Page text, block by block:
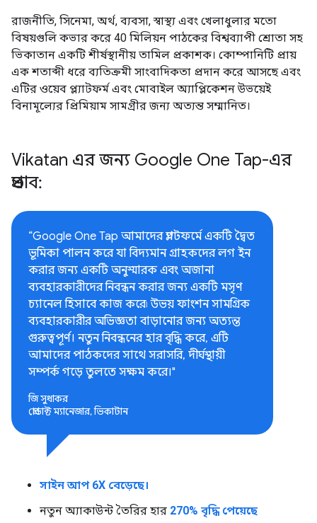
রাজনীতি, সিনেমা, অর্থ, ব্যবসা, স্বাস্থ্য এবং খেলাধুলার মতো
বিষয়গুলি কভার করে 40 মিলিয়ন পাঠকের বিশ্বব্যাপী শ্রোতা সহ
ভিকাতান একটি শীর্ষস্থানীয় তামিল প্রকাশক। কোম্পানিটি প্রায়
এক শতাব্দী ধরে ব্যতিক্রমী সাংবাদিকতা প্রদান করে আসছে এবং
এটির ওয়েব প্ল্যাটফর্ম এবং মোবাইল অ্যাপ্লিকেশন উভয়েই
বিনামূল্যের প্রিমিয়াম সামগ্রীর জন্য অত্যন্ত সম্মানিত।
Vikatan এর জন্য Google One Tap-এর
প্রভাব:
“Google One Tap আমাদের প্ল্যাটফর্মে একটি দ্বৈত
ভূমিকা পালন করে যা বিদ্যমান গ্রাহকদের লগ ইন
করার জন্য একটি অনুস্মারক এবং অজানা
ব্যবহারকারীদের নিবন্ধন করার জন্য একটি মসৃণ
চ্যানেল হিসাবে কাজ করে৷ উভয় ফাংশন সামগ্রিক
ব্যবহারকারীর অভিজ্ঞতা বাড়ানোর জন্য অত্যন্ত
গুরুত্বপূর্ণ। নতুন নিবন্ধনের হার বৃদ্ধি করে, এটি
আমাদের পাঠকদের সাথে সরাসরি, দীর্ঘস্থায়ী
সম্পর্ক গড়ে তুলতে সক্ষম করে।"
জি সুধাকর
প্রোডাক্ট ম্যানেজার, ভিকাটান
সাইন আপ 6X বেড়েছে।
নতুন অ্যাকাউন্ট তৈরির হার 270% বৃদ্ধি পেয়েছে